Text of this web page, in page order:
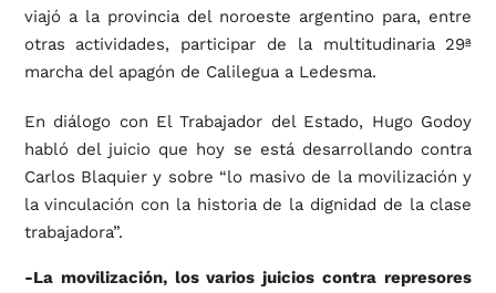
viajó a la provincia del noroeste argentino para, entre
otras actividades, participar de la multitudinaria 29ª
marcha del apagón de Calilegua a Ledesma.
En diálogo con El Trabajador del Estado, Hugo Godoy
habló del juicio que hoy se está desarrollando contra
Carlos Blaquier y sobre “lo masivo de la movilización y
la vinculación con la historia de la dignidad de la clase
trabajadora”.
-La movilización, los varios juicios contra represores